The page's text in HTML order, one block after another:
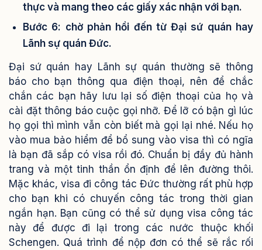
thực và mang theo các giấy xác nhận với bạn.
Bước 6: chờ phản hồi đến từ Đại sứ quán hay
Lãnh sự quán Đức.
Đại sứ quán hay Lãnh sự quán thường sẽ thông
báo cho bạn thông qua điện thoại, nên để chắc
chắn các bạn hãy lưu lại số điện thoại của họ và
cài đặt thông báo cuộc gọi nhỡ. Để lỡ có bận gì lúc
họ gọi thì mình vẫn còn biết mà gọi lại nhé. Nếu họ
vào mua bảo hiểm để bổ sung vào visa thì có ngĩa
là bạn đã sắp có visa rồi đó. Chuẩn bị đầy đủ hành
trang và một tinh thần ổn định để lên đường thôi.
Mặc khác, visa đi công tác Đức thường rất phù hợp
cho bạn khi có chuyến công tác trong thời gian
ngắn hạn. Bạn cũng có thể sử dụng visa công tác
này để được đi lại trong các nước thuộc khối
Schengen. Quá trình để nộp đơn có thể sẽ rắc rối